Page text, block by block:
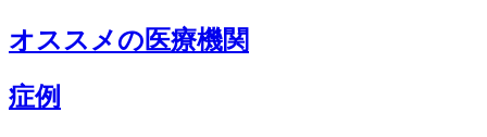
オススメの医療機関
症例